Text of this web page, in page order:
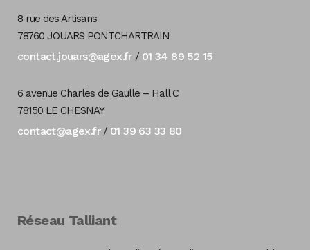
8 rue des Artisans
78760 JOUARS PONTCHARTRAIN
contact.jouars@agex.fr/ 01 34 89 52 15
6 avenue Charles de Gaulle – Hall C
78150 LE CHESNAY
contact@agex.fr/ 01 39 63 33 80
Réseau Talliant